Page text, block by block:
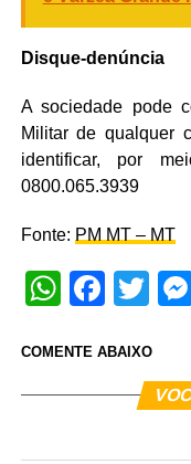
Disque-denúncia
A sociedade pode
Militar de qualquer
identificar, por
0800.065.3939
Fonte: PM MT – MT
COMENTE ABAIXO